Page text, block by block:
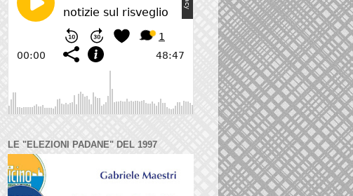
LE "ELEZIONI PADANE" DEL 1997